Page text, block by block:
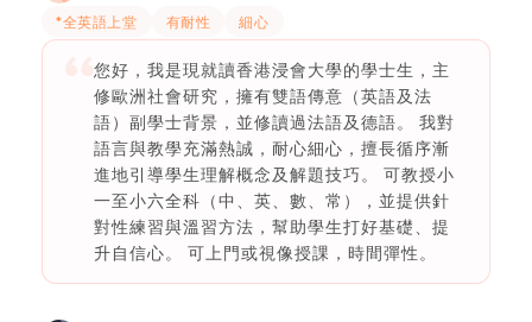
*全英語上堂 有耐性 細心
您好，我是現就讀香港浸會大學的學士生，主
修歐洲社會研究，擁有雙語傳意（英語及法
語）副學士背景，並修讀過法語及德語。 我對
語言與教學充滿熱誠，耐心細心，擅長循序漸
進地引導學生理解概念及解題技巧。 可教授小
一至小六全科（中、英、數、常），並提供針
對性練習與溫習方法，幫助學生打好基礎、提
升自信心。 可上門或視像授課，時間彈性。